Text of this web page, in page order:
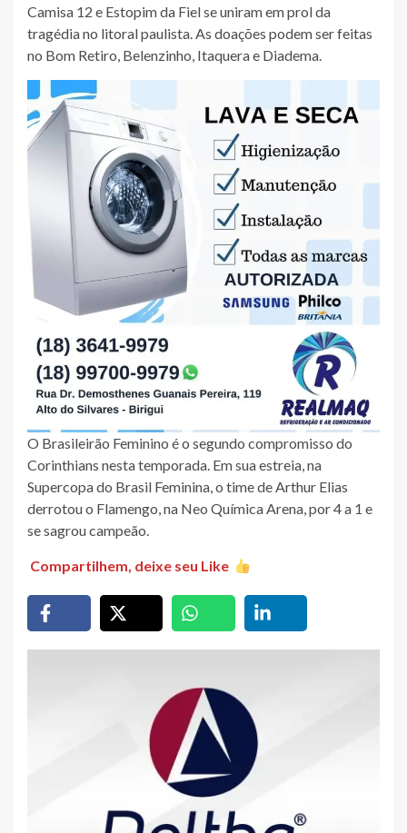
Camisa 12 e Estopim da Fiel se uniram em prol da
tragédia no litoral paulista. As doações podem ser feitas
no Bom Retiro, Belenzinho, Itaquera e Diadema.
O Brasileirão Feminino é o segundo compromisso do
Corinthians nesta temporada. Em sua estreia, na
Supercopa do Brasil Feminina, o time de Arthur Elias
derrotou o Flamengo, na Neo Química Arena, por 4 a 1 e
se sagrou campeão.
Compartilhem, deixe seu Like